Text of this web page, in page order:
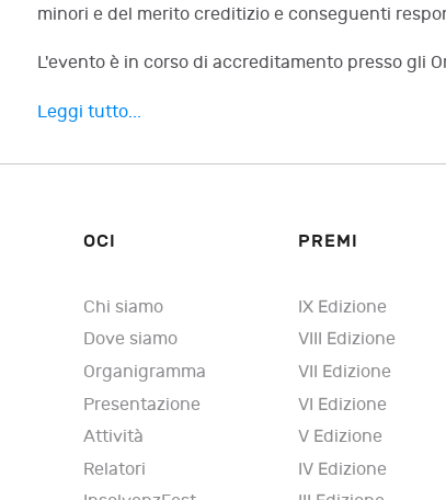
minori e del merito creditizio e conseguenti
L'evento è in corso di accreditamento presso gli
Leggi tutto...
OCI
Chi siamo
Dove siamo
Organigramma
Presentazione
Attività
Relatori
PREMI
IX Edizione
VIII Edizione
VII Edizione
VI Edizione
V Edizione
IV Edizione